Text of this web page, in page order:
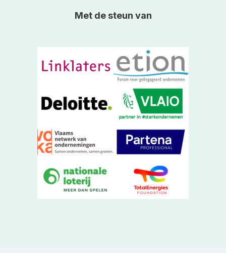
Met de steun van